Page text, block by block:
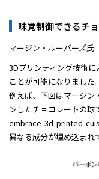
味覚制御できるチ
マージン・ルーバーズ氏
3Dプリンティング技術
ことが可能になりました。
例えば、下図はマージン
ンしたチョコレートの
embrace-3d-printed-
異なる成分が埋め込まれ